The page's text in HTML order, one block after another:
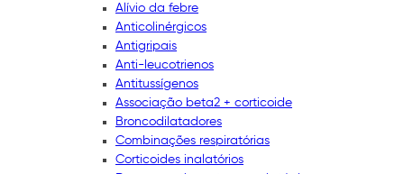
Alívio da febre
Anticolinérgicos
Antigripais
Anti-leucotrienos
Antitussígenos
Associação beta2 + corticoide
Broncodilatadores
Combinações respiratórias
Corticoides inalatórios